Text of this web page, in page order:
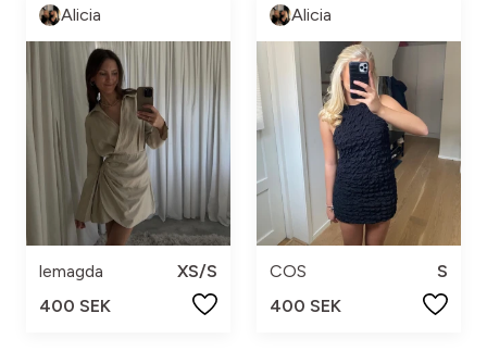
Alicia
lemagda
XS/S
400 SEK
Alicia
COS
S
400 SEK